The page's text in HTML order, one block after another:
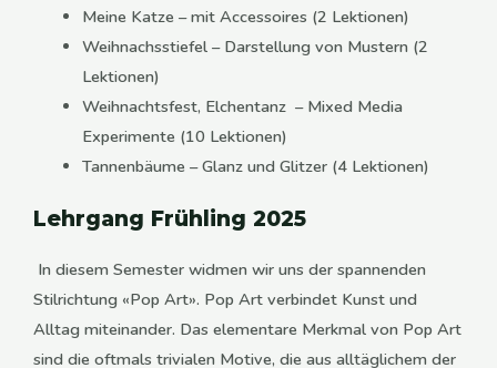
Meine Katze – mit Accessoires (2 Lektionen)
Weihnachsstiefel – Darstellung von Mustern (2
Lektionen)
Weihnachtsfest, Elchentanz – Mixed Media
Experimente (10 Lektionen)
Tannenbäume – Glanz und Glitzer (4 Lektionen)
Lehrgang Frühling 2025
In diesem Semester widmen wir uns der spannenden
Stilrichtung «Pop Art». Pop Art verbindet Kunst und
Alltag miteinander. Das elementare Merkmal von Pop Art
sind die oftmals trivialen Motive, die aus alltäglichem der